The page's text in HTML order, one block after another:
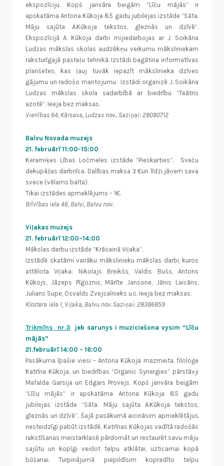
ekspozīciju. Kopš janvāra beigām “Līču mājās” ir
apskatāma Antona Kūkoja 85 gadu jubilejas izstāde “Sāta.
Māju sajūta A.Kūkoja tekstos, gleznās un dzīvē”.
Ekspozīcijā A. Kūkoja darbi mijiedarbojas ar J. Soikāna
Ludzas mākslas skolas audzēkņu veikumu māksliniekam
raksturīgajā pasteļu tehnikā. Izstādi bagātina informatīvas
planšetes, kas ļauj tuvāk iepazīt mākslinieka dzīves
gājumu un radošo mantojumu. Izstādi organizē J. Soikāna
Ludzas mākslas skola sadarbībā ar biedrību “Teātris
azotē”. Ieeja bez maksas.
Vienības 64, Kārsava, Ludzas nov.. Saziņai: 28080712
Balvu Novada muzejs
21. februārī 11:00-15:00
Keramiķes Lības Ločmeles izstāde ”Pieskarties”. Sveču
dekupāžas darbnīca. Dalības maksa 3 €un līdzi jāņem sava
svece (vēlams balta).
Tikai izstādes apmeklējums – 1€.
Brīvības iela 46, Balvi, Balvu nov.
Viļakas muzejs
21. februārī 12:00–14:00
Mākslas darbu izstāde “Krāsainā Viļaka”.
Izstādē skatāmi vairāku mākslinieku mākslas darbi, kuros
attēlota Viļaka: Nikolajs Breikšs, Valdis Bušs, Antons
Kūkojs, Jāzeps Pīgoznis, Mārīte Jansone, Jānis Laicāns,
Julians Supe, Osvalds Zvejsalnieks u.c. Ieeja bez maksas.
Klostera iela 1, Viļaka, Balvu nov. Saziņai: 28386859
Trikmīns nr.3
jeb sarunys i muziciešona vysim “Līču
mājās”
21.februārī 14:00 – 16:00
Pasākuma īpašie viesi – Antona Kūkoja mazmeita, filoloģe
Katrīna Kūkoja, un biedrības “Organic Synergies” pārstāvji
Mafalda Garsija un Edgars Provejs. Kopš janvāra beigām
“Līču mājās” ir apskatāma Antona Kūkoja 85 gadu
jubilejas izstāde “Sāta. Māju sajūta A.Kūkoja tekstos,
gleznās un dzīvē”. Šajā pasākumā aicināsim apmeklētājus
nesteidzīgi pabūt izstādē, Katrīnas Kūkojas vadītā radošās
rakstīšanas meistarklasē pārdomāt un restaurēt savu māju
sajūtu un kopīgi veidot telpu atklātai, uzticamai kopā
būšanai. Turpinājumā piepildīsim kopradīto telpu